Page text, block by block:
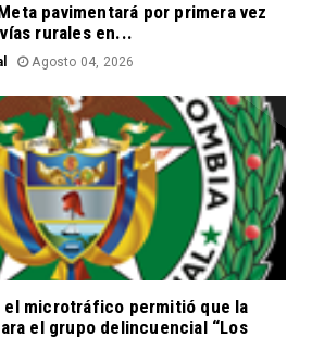
pavimentará por primera vez
rurales en...
Agosto 04, 2026
el microtráfico permitió que la
el grupo delincuencial “Los